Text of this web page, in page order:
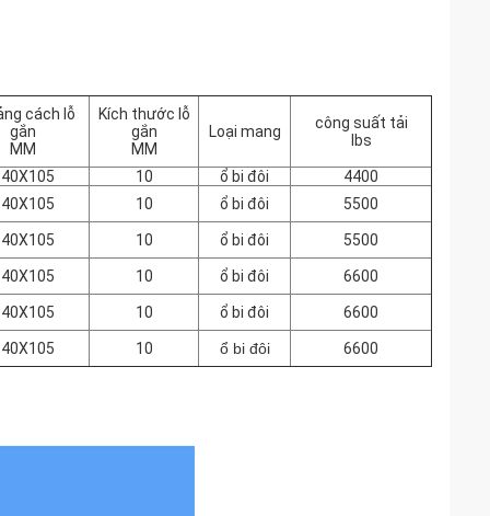
cách lỗ
gắn
MM
Kích thước lỗ
gắn
MM
Loại mang
công suất tải
lbs
10 ổ bi đôi
4400
10 ổ bi đôi 5500
10 ổ bi đôi 5500
10 ổ bi đôi 6600
10 ổ bi đôi 6600
10 ổ bi đôi 6600